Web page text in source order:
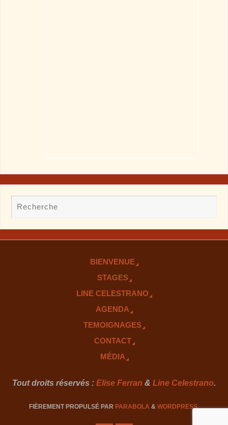
BIENVENUE
STAGES
LINE CELESTRANO
AGENDA
TEMOIGNAGES
CONTACT
MÉDIA
Tout droits réservés : Elise Ferran & Line Celestrano.
FIÈREMENT PROPULSÉ PAR PARABOLA & WORDPRESS.